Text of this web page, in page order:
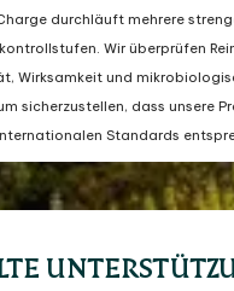
durchläuft mehrere
Wir überprüfen
Wirksamkeit und
sicherzustellen, dass unsere
Standards